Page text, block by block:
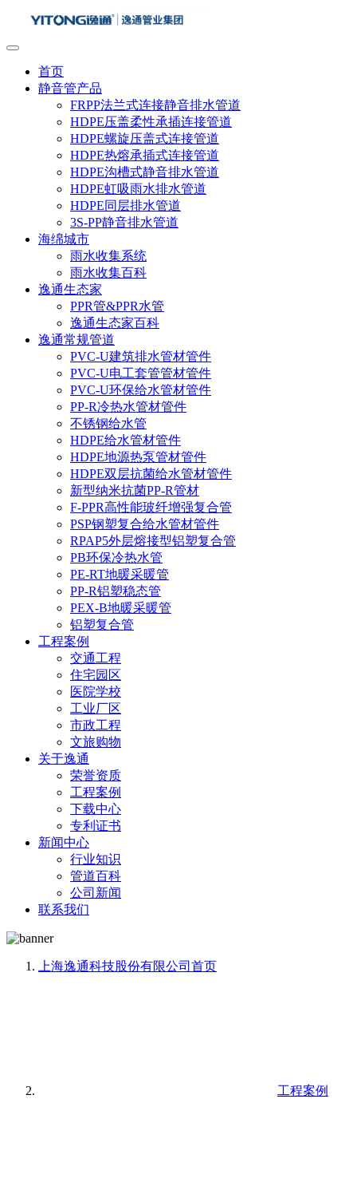
首页
静音管产品
FRPP法兰式连接静音排水管道
HDPE压盖柔性承插连接管道
HDPE螺旋压盖式连接管道
HDPE热熔承插式连接管道
HDPE沟槽式静音排水管道
HDPE虹吸雨水排水管道
HDPE同层排水管道
3S-PP静音排水管道
海绵城市
雨水收集系统
雨水收集百科
逸通生态家
PPR管&PPR水管
逸通生态家百科
逸通常规管道
PVC-U建筑排水管材管件
PVC-U电工套管管材管件
PVC-U环保给水管材管件
PP-R冷热水管材管件
不锈钢给水管
HDPE给水管材管件
HDPE地源热泵管材管件
HDPE双层抗菌给水管材管件
新型纳米抗菌PP-R管材
F-PPR高性能玻纤增强复合管
PSP钢塑复合给水管材管件
RPAP5外层熔接型铝塑复合管
PB环保冷热水管
PE-RT地暖采暖管
PP-R铝塑稳态管
PEX-B地暖采暖管
铝塑复合管
工程案例
交通工程
住宅园区
医院学校
工业厂区
市政工程
文旅购物
关于逸通
荣誉资质
工程案例
下载中心
专利证书
新闻中心
行业知识
管道百科
公司新闻
联系我们
上海逸通科技股份有限公司 首页
工程案例